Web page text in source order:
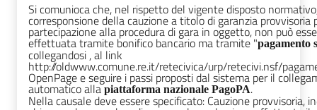
Si comunioca che, nel rispetto del vigente disposto
corresponsione della cauzione a titolo di garanzia provvisoria
partecipazione alla procedura di gara in oggetto, non può
effettuata tramite bonifico bancario ma tramite "pagamento
collegandosi , al link
http://oldwww.comune.re.it/retecivica/urp/retecivi.nsf/
OpenPage e seguire i passi proposti dal sistema per il
automatico allapiattaforma nazionale PagoPA.
Nella causale deve essere specificato: Cauzione provvisoria,